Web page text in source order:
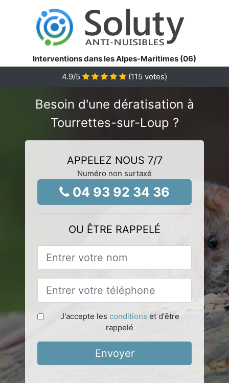
Interventions dans les Alpes-Maritimes (06)
4.9/5 (115 votes)
Besoin d'une dératisation à
Tourrettes-sur-Loup ?
APPELEZ NOUS 7/7
Numéro non surtaxé
04 93 92 34 36
OU ÊTRE RAPPELÉ
J'accepte les conditions et d'être
rappelé
Envoyer